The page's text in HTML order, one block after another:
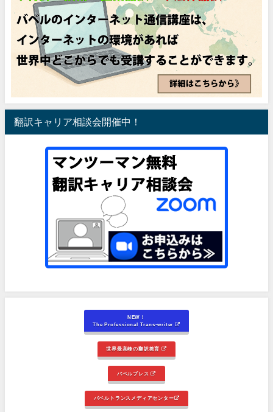
翻訳キャリア相談会開催中！
NEW！
The Professional Trans-writer
世界最高峰の翻訳教育
バベルプレス
バベルトランスメディアセンター